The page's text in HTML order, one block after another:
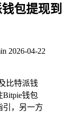
包提现到
2026-04-22
比特派钱
Bitpie钱包
引，另一方